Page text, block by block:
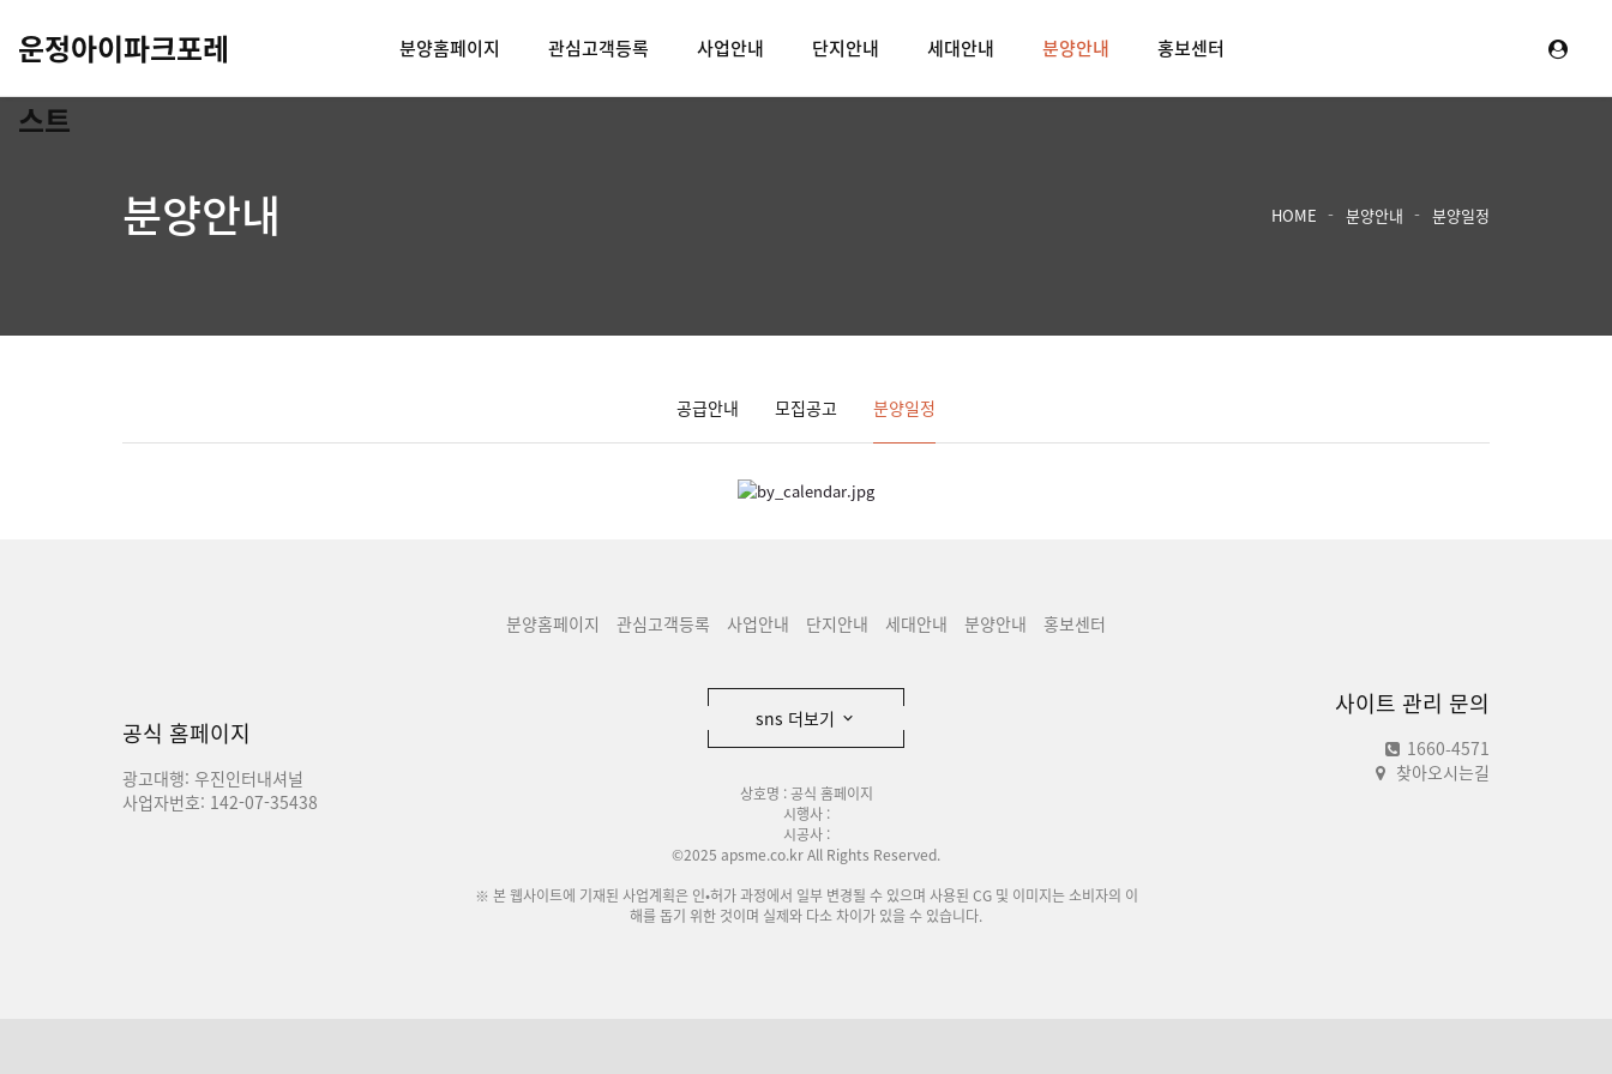
운정아이파크포레
스트
분양홈페이지 관심고객등록 사업안내 단지안내 세대안내 분양안내 홍보센터
분양안내 HOME 분양안내 분양일정
공급안내 모집공고 분양일정
분양홈페이지 관심고객등록 사업안내 단지안내 세대안내 분양안내 홍보센터
공식 홈페이지
광고대행: 우진인터내셔널
사업자번호: 142-07-35438
사이트 관리 문의
1660-4571
찾아오시는길
sns 더보기
상호명 : 공식 홈페이지
시행사 :
시공사 :
©2025 apsme.co.kr All Rights Reserved.
※ 본 웹사이트에 기재된 사업계획은 인•허가 과정에서 일부 변경될 수 있으며 사용된 CG 및 이미지는 소비자의 이
해를 돕기 위한 것이며 실제와 다소 차이가 있을 수 있습니다.